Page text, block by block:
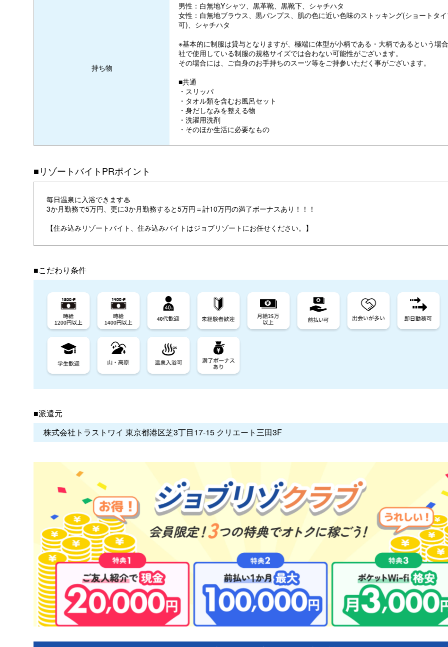
持ち物
男性：白無地Yシャツ、黒革靴、黒靴下、シャチハタ
女性：白無地ブラウス、黒パンプス、肌の色に近い色味のストッキング(ショートタ
可)、シャチハタ
※基本的に制服は貸与となりますが、極端に体型が小柄である・大柄であるという場
社で使用している制服の規格サイズでは合わない可能性がございます。
その場合には、ご自身のお手持ちのスーツ等をご持参いただく事がございます。
■共通
・スリッパ
・タオル類を含むお風呂セット
・身だしなみを整える物
・洗濯用洗剤
・そのほか生活に必要なもの
■リゾートバイトPRポイント
毎日温泉に入浴できます♨
3か月勤務で5万円、更に3か月勤務すると5万円＝計10万円の満了ボーナスあり！！！
【住み込みリゾートバイト、住み込みバイトはジョブリゾートにお任せください。】
■こだわり条件
■派遣元
株式会社トラストワイ 東京都港区芝3丁目17-15 クリエート三田3F